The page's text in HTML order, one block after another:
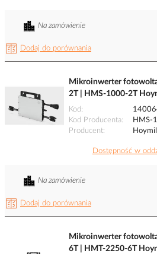
Dodaj do porównania
Na zamówienie
Mikroinwerter
2T | HMS-1000-2T
Kod
Kod Producenta
HMS-
Producent
Dostępność w
Dodaj do porównania
Na zamówienie
Mikroinwerter
6T | HMT-2250-6T